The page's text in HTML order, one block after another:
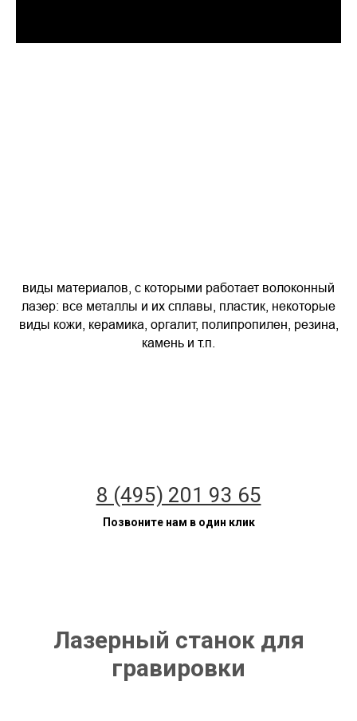
виды материалов, с которыми работает волоконный
лазер: все металлы и их сплавы, пластик, некоторые
виды кожи, керамика, оргалит, полипропилен, резина,
камень и т.п.
8 (495) 201 93 65
Позвоните нам в один клик
Лазерный станок для
гравировки